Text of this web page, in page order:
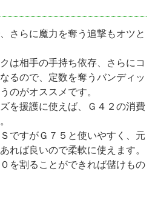
さらに魔力を奪う追撃もオツと
は相手の手持ち依存、さらにコ
るので、定数を奪うバンディッ
のがオススメです。
を援護に使えば、Ｇ４２の消費
ですがＧ７５と使いやすく、元
れば良いので柔軟に使えます。
を割ることができれば儲けもの